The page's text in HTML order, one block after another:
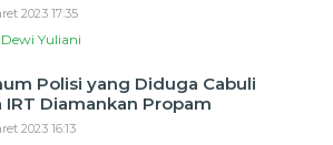
2023 17:35
Dewi Yuliani
Polisi yang Diduga Cabuli
IRT Diamankan Propam
2023 16:13